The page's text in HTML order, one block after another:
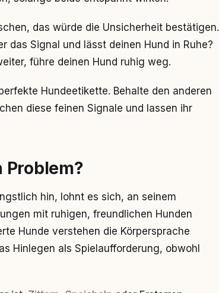
das würde die Unsicherheit bestätigen.
das Signal und lässt deinen Hund in Ruhe?
führe deinen Hund ruhig weg.
Hundeetikette. Behalte den anderen
diese feinen Signale und lassen ihr
Problem?
hin, lohnt es sich, an seinem
mit ruhigen, freundlichen Hunden
Hunde verstehen die Körpersprache
Hinlegen als Spielaufforderung, obwohl